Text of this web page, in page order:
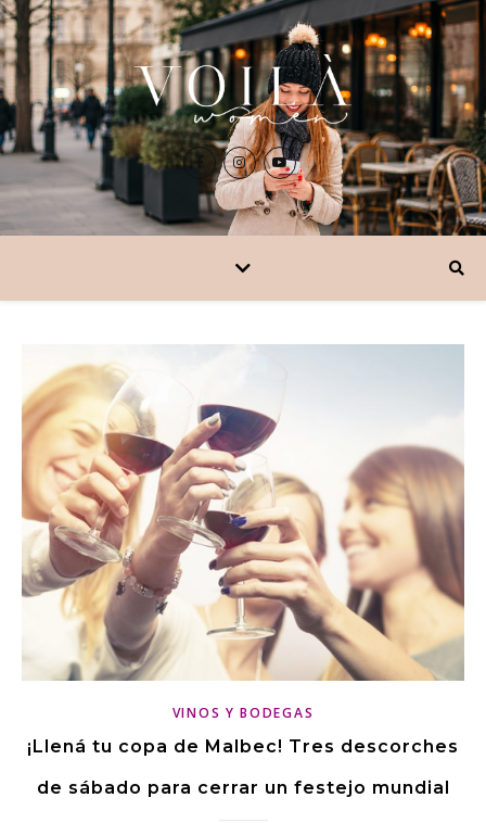
VINOS Y BODEGAS
¡Llená tu copa de Malbec! Tres descorches
de sábado para cerrar un festejo mundial